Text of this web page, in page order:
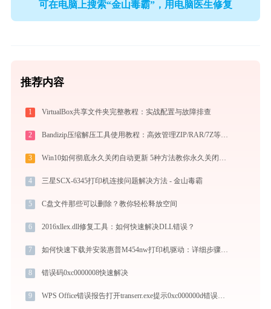
可在电脑上搜索“金山毒霸”，用电脑医生修复
推荐内容
1 VirtualBox共享文件夹完整教程：实战配置与故障排查
2 Bandizip压缩解压工具使用教程：高效管理ZIP/RAR/7Z等30+格式的免费压缩神器
3 Win10如何彻底永久关闭自动更新 5种方法教你永久关闭win10自动更新
4 三星SCX-6345打印机连接问题解决方法 - 金山毒霸
5 C盘文件那些可以删除？教你轻松释放空间
6 2016xllex.dll修复工具：如何快速解决DLL错误？
7 如何快速下载并安装惠普M454nw打印机驱动：详细步骤解析
8 错误码0xc0000008快速解决
9 WPS Office错误报告打开transerr.exe提示0xc000000d错误码怎么办